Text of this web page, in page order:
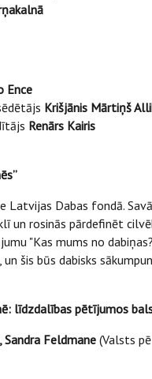
Ence
Krišjānis Mārtiņš
Renārs Kairis
Dabas fondā.
un rosinās pārdefinēt
"Kas mums no
šis būs dabisks
līdzdalības pētījumos
Feldmane (Valsts